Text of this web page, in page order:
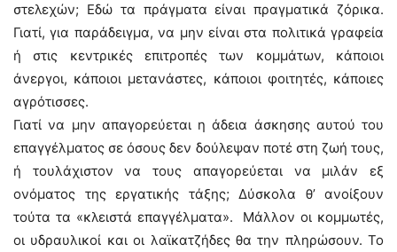
στελεχών; Εδώ τα πράγματα είναι πραγματικά ζόρικα.
Γιατί, για παράδειγμα, να μην είναι στα πολιτικά γραφεία
ή στις κεντρικές επιτροπές των κομμάτων, κάποιοι
άνεργοι, κάποιοι μετανάστες, κάποιοι φοιτητές, κάποιες
αγρότισσες.
Γιατί να μην απαγορεύεται η άδεια άσκησης αυτού του
επαγγέλματος σε όσους δεν δούλεψαν ποτέ στη ζωή τους,
ή τουλάχιστον να τους απαγορεύεται να μιλάν εξ
ονόματος της εργατικής τάξης; Δύσκολα θ’ ανοίξουν
τούτα τα «κλειστά επαγγέλματα». Μάλλον οι κομμωτές,
οι υδραυλικοί και οι λαϊκατζήδες θα την πληρώσουν. Το